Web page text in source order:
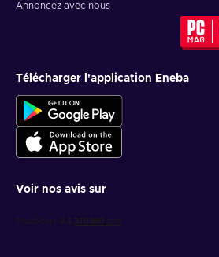
Annoncez avec nous
Télécharger l'application Eneba
Voir nos avis sur